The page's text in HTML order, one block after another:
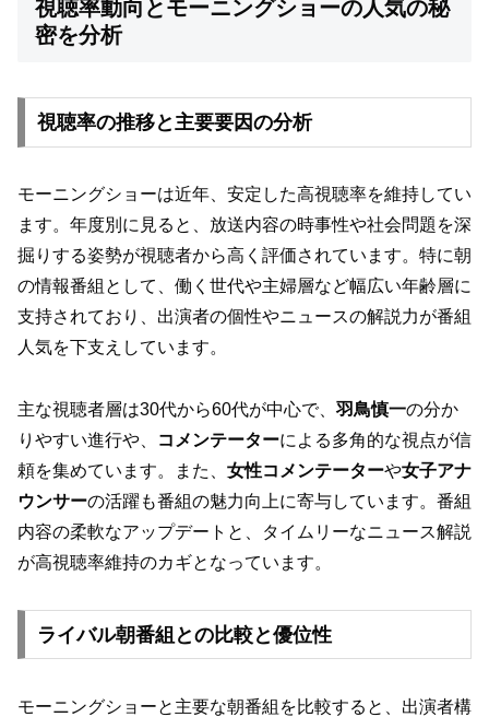
視聴率動向とモーニングショーの人気の秘
密を分析
視聴率の推移と主要要因の分析
モーニングショーは近年、安定した高視聴率を維持してい
ます。年度別に見ると、放送内容の時事性や社会問題を深
掘りする姿勢が視聴者から高く評価されています。特に朝
の情報番組として、働く世代や主婦層など幅広い年齢層に
支持されており、出演者の個性やニュースの解説力が番組
人気を下支えしています。
主な視聴者層は30代から60代が中心で、 羽鳥慎一の分か
りやすい進行や、
コメンテーターによる多角的な視点が信
頼を集めています。また、 女性コメンテーターや女子アナ
ウンサーの活躍も番組の魅力向上に寄与しています。番組
内容の柔軟なアップデートと、タイムリーなニュース解説
が高視聴率維持のカギとなっています。
ライバル朝番組との比較と優位性
モーニングショーと主要な朝番組を比較すると、出演者構